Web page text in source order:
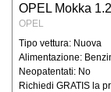
OPEL Mokka
OPEL
Tipo vettura: Nuova
Alimentazione:
Neopatentati: No
Richiedi GRATIS la